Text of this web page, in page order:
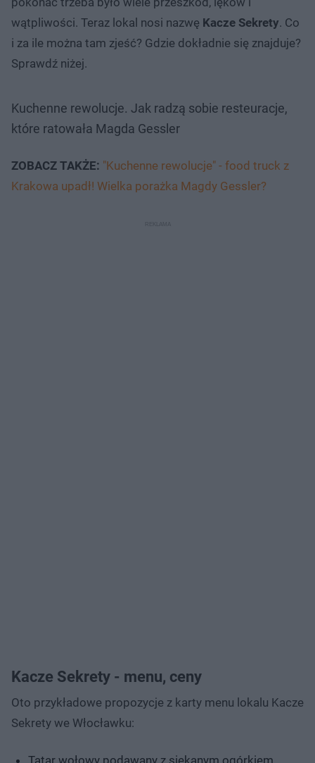
wątpliwości. Teraz lokal nosi nazwę Kacze Sekrety. Co
i za ile można tam zjeść? Gdzie dokładnie się znajduje?
Sprawdź niżej.
Kuchenne rewolucje. Jak radzą sobie resteuracje,
które ratowała Magda Gessler
ZOBACZ TAKŻE: "Kuchenne rewolucje" - food truck z
Krakowa upadł! Wielka porażka Magdy Gessler?
Kacze Sekrety - menu, ceny
Oto przykładowe propozycje z karty menu lokalu Kacze
Sekrety we Włocławku:
Tatar wołowy podawany z siekanym ogórkiem,